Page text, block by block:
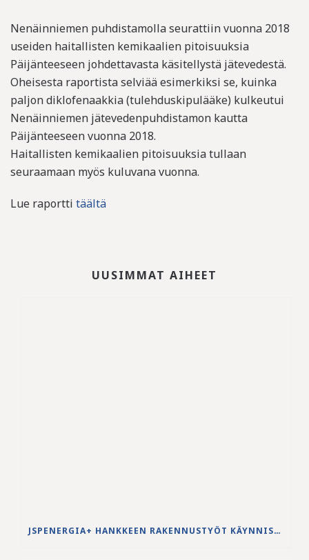
Nenäinniemen puhdistamolla seurattiin vuonna 2018
useiden haitallisten kemikaalien pitoisuuksia
Päijänteeseen johdettavasta käsitellystä jätevedestä.
Oheisesta raportista selviää esimerkiksi se, kuinka
paljon diklofenaakkia (tulehduskipulääke) kulkeutui
Nenäinniemen jätevedenpuhdistamon kautta
Päijänteeseen vuonna 2018.
Haitallisten kemikaalien pitoisuuksia tullaan
seuraamaan myös kuluvana vuonna.
Lue raportti täältä
UUSIMMAT AIHEET
JSPENERGIA+ HANKKEEN RAKENNUSTYÖT KÄYNNISTYVÄT LOUHINTATÖILLÄ